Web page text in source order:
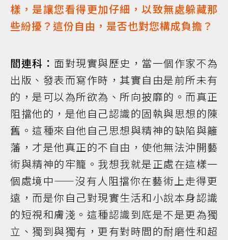
樣，是讓您看得更加仔細，以致無處躲藏那
些紛擾？這份自由，是否也對您構成負擔？
閻連科： 面對現實與歷史，當一個作家不為
出版、發表而寫作時，其實自由是前所未有
的，是可以為所欲為、所向披靡的。而真正
阻擋他的，是他自己認識的固執與思想的陳
舊。這種來自他自己思想與精神的缺陷與籬
藩，才是他真正的不自由，使他無法沖開藝
術與精神的牢籠。我想我就是正處在這樣一
個處境中——沒有人阻擋你在藝術上走得更
遠，而是你自己對現實生活和小說本身認識
的短視和膚淺。這種認識到底是不是更為獨
立、獨到與獨有，更有對時間的耐磨性和超